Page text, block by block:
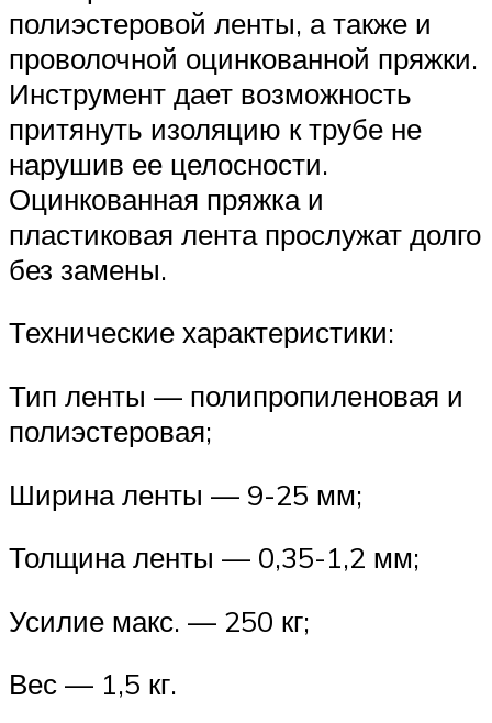
полиэстеровой ленты, а также и
проволочной оцинкованной пряжки.
Инструмент дает возможность
притянуть изоляцию к трубе не
нарушив ее целосности.
Оцинкованная пряжка и
пластиковая лента прослужат долго
без замены.
Технические характеристики:
Тип ленты — полипропиленовая и
полиэстеровая;
Ширина ленты — 9-25 мм;
Толщина ленты — 0,35-1,2 мм;
Усилие макс. — 250 кг;
Вес — 1,5 кг.